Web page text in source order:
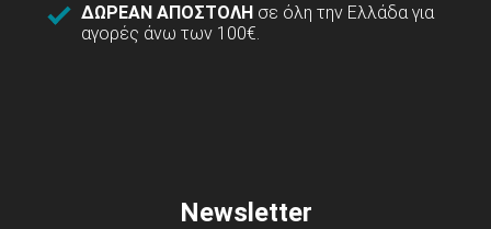
ΔΩΡΕΑΝ ΑΠΟΣΤΟΛΗ σε όλη την Ελλάδα για
αγορές άνω των 100€.
Newsletter